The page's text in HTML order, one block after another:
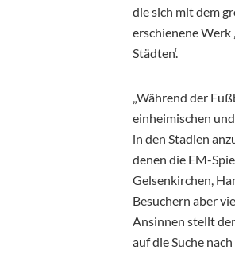
die sich mit dem
erschienene Werk
Städten‘.
„Während der
einheimischen
in den Stadien
denen die EM-
Gelsenkirchen,
Besuchern aber
Ansinnen stellt
auf die Suche